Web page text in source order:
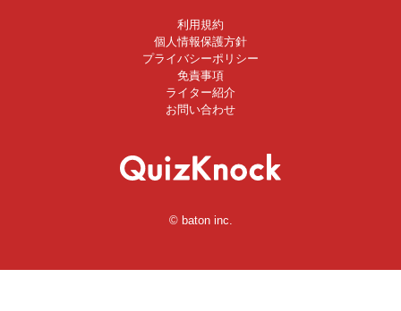
利用規約
個人情報保護方針
プライバシーポリシー
免責事項
ライター紹介
お問い合わせ
© baton inc.